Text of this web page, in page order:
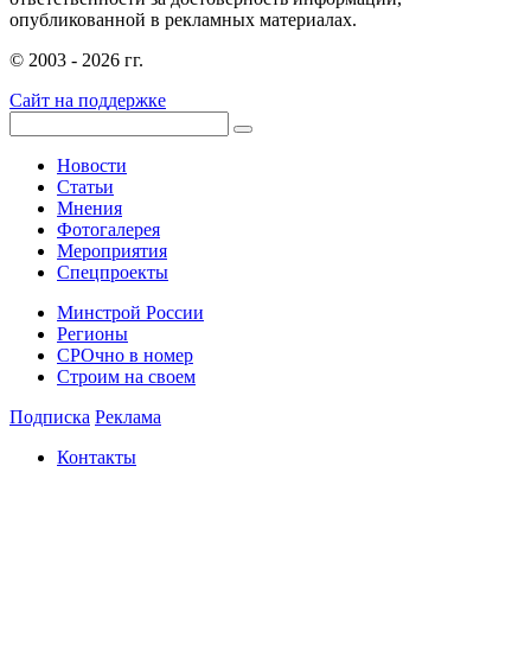
опубликованной в рекламных материалах.
© 2003 - 2026 гг.
Сайт на поддержке
Новости
Статьи
Мнения
Фотогалерея
Мероприятия
Спецпроекты
Минстрой России
Регионы
СРОчно в номер
Строим на своем
Подписка Реклама
Контакты